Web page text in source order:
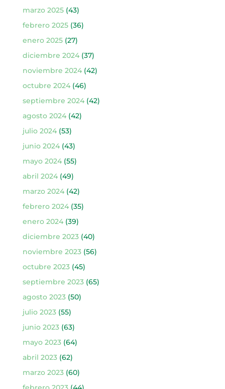
marzo 2025(43)
febrero 2025(36)
enero 2025(27)
diciembre 2024(37)
noviembre 2024(42)
octubre 2024(46)
septiembre 2024(42)
agosto 2024(42)
julio 2024(53)
junio 2024(43)
mayo 2024(55)
abril 2024(49)
marzo 2024(42)
febrero 2024(35)
enero 2024(39)
diciembre 2023(40)
noviembre 2023(56)
octubre 2023(45)
septiembre 2023(65)
agosto 2023(50)
julio 2023(55)
junio 2023(63)
mayo 2023(64)
abril 2023(62)
marzo 2023(60)